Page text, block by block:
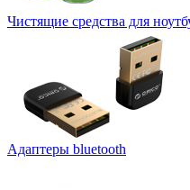
Чистящие средства для
Адаптеры bluetooth